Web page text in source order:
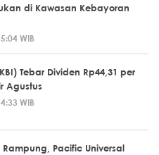
di Kawasan Kebayoran
WIB
Tebar Dividen Rp44,31 per
Agustus
WIB
Rampung, Pacific Universal